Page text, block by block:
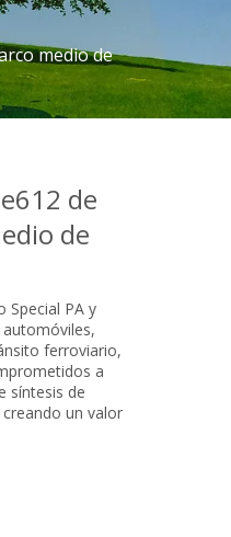
medio de
de
de
Special PA y
ferroviario,
a
síntesis de
un valor